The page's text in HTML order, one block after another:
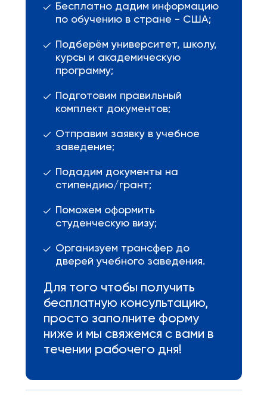
Бесплатно дадим информацию
по обучению в стране - США;
Подберём университет, школу,
курсы и академическую
программу;
Подготовим правильный
комплект документов;
Отправим заявку в учебное
заведение;
Подадим документы на
стипендию/грант;
Поможем оформить
студенческую визу;
Организуем трансфер до
дверей учебного заведения.
Для того чтобы получить
бесплатную консультацию,
просто заполните форму
ниже и мы свяжемся с вами в
течении рабочего дня!